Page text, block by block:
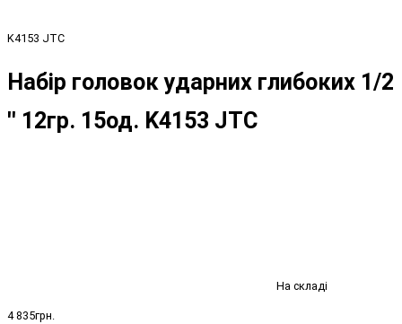
K4153 JTC
Набір головок ударних глибоких 1/2
'' 12гр. 15од. K4153 JTC
На складі
4 835грн.